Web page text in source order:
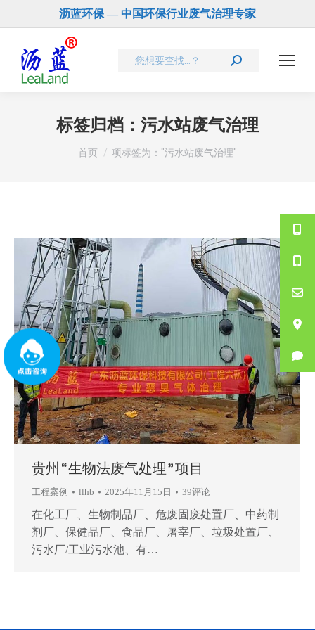
沥蓝环保 — 中国环保行业废气治理专家
Search:
标签归档： 污水站废气治理
您在这里：
首页 项标签为："污水站废气治理"
贵州“生物法废气处理”项目
工程案例 llhb 2025年11月15日 39评论
在化工厂、生物制品厂、危废固废处置厂、中药制
剂厂、保健品厂、食品厂、屠宰厂、垃圾处置厂、
污水厂/工业污水池、有…